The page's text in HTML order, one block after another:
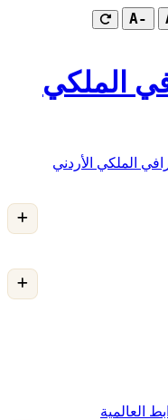
-A
الملكي
الملكي الأردني
العالمية